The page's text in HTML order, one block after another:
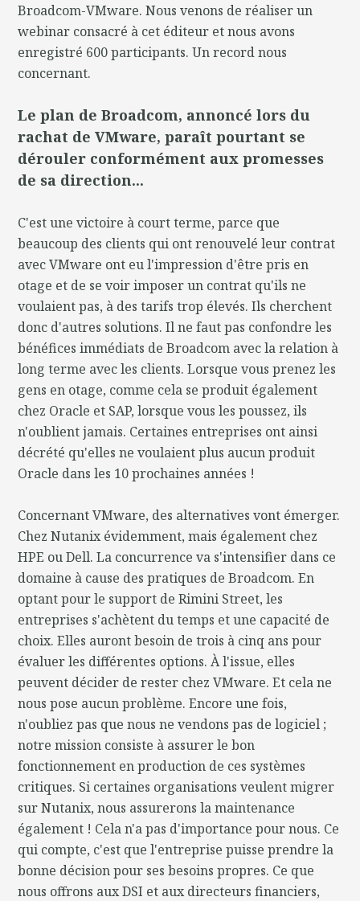
Broadcom-VMware. Nous venons de réaliser un
webinar consacré à cet éditeur et nous avons
enregistré 600 participants. Un record nous
concernant.
Le plan de Broadcom, annoncé lors du
rachat de VMware, paraît pourtant se
dérouler conformément aux promesses
de sa direction...
C'est une victoire à court terme, parce que
beaucoup des clients qui ont renouvelé leur contrat
avec VMware ont eu l'impression d'être pris en
otage et de se voir imposer un contrat qu'ils ne
voulaient pas, à des tarifs trop élevés. Ils cherchent
donc d'autres solutions. Il ne faut pas confondre les
bénéfices immédiats de Broadcom avec la relation à
long terme avec les clients. Lorsque vous prenez les
gens en otage, comme cela se produit également
chez Oracle et SAP, lorsque vous les poussez, ils
n'oublient jamais. Certaines entreprises ont ainsi
décrété qu'elles ne voulaient plus aucun produit
Oracle dans les 10 prochaines années !
Concernant VMware, des alternatives vont émerger.
Chez Nutanix évidemment, mais également chez
HPE ou Dell. La concurrence va s'intensifier dans ce
domaine à cause des pratiques de Broadcom. En
optant pour le support de Rimini Street, les
entreprises s'achètent du temps et une capacité de
choix. Elles auront besoin de trois à cinq ans pour
évaluer les différentes options. À l'issue, elles
peuvent décider de rester chez VMware. Et cela ne
nous pose aucun problème. Encore une fois,
n'oubliez pas que nous ne vendons pas de logiciel ;
notre mission consiste à assurer le bon
fonctionnement en production de ces systèmes
critiques. Si certaines organisations veulent migrer
sur Nutanix, nous assurerons la maintenance
également ! Cela n'a pas d'importance pour nous. Ce
qui compte, c'est que l'entreprise puisse prendre la
bonne décision pour ses besoins propres. Ce que
nous offrons aux DSI et aux directeurs financiers,